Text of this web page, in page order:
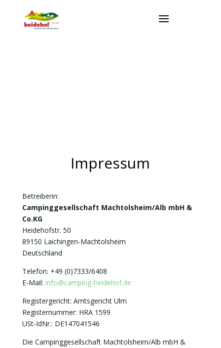
Impressum
Betreiberin:
Campinggesellschaft Machtolsheim/Alb mbH &
Co.KG
Heidehofstr. 50
89150 Laichingen-Machtolsheim
Deutschland
Telefon: +49 (0)7333/6408
E-Mail: info@camping-heidehof.de
Registergericht: Amtsgericht Ulm
Registernummer: HRA 1599
USt-IdNr.: DE147041546
Die Campinggesellschaft Machtolsheim/Alb mbH &